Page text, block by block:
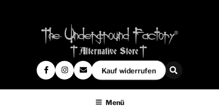
Kauf widerrufen
Menü